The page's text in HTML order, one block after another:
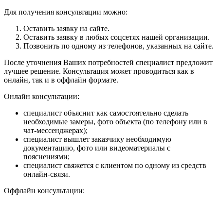
Для получения консультации можно:
Оставить заявку на сайте.
Оставить заявку в любых соцсетях нашей организации.
Позвонить по одному из телефонов, указанных на сайте.
После уточнения Ваших потребностей специалист предложит
лучшее решение. Консультация может проводиться как в
онлайн, так и в оффлайн формате.
Онлайн консультации:
специалист объяснит как самостоятельно сделать
необходимые замеры, фото объекта (по телефону или в
чат-мессенджерах);
специалист вышлет заказчику необходимую
документацию, фото или видеоматериалы с
пояснениями;
специалист свяжется с клиентом по одному из средств
онлайн-связи.
Оффлайн консультации: